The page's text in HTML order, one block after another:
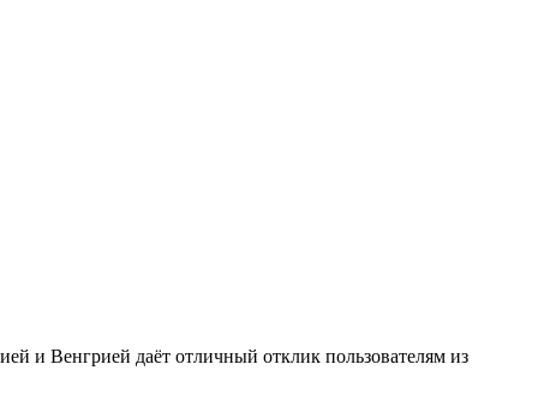
и Венгрией даёт отличный отклик пользователям из